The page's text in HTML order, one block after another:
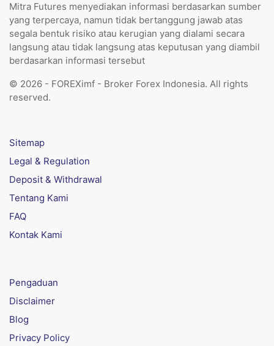
Mitra Futures menyediakan informasi berdasarkan sumber
yang terpercaya, namun tidak bertanggung jawab atas
segala bentuk risiko atau kerugian yang dialami secara
langsung atau tidak langsung atas keputusan yang diambil
berdasarkan informasi tersebut
© 2026 - FOREXimf - Broker Forex Indonesia. All rights
reserved.
Sitemap
Legal & Regulation
Deposit & Withdrawal
Tentang Kami
FAQ
Kontak Kami
Pengaduan
Disclaimer
Blog
Privacy Policy